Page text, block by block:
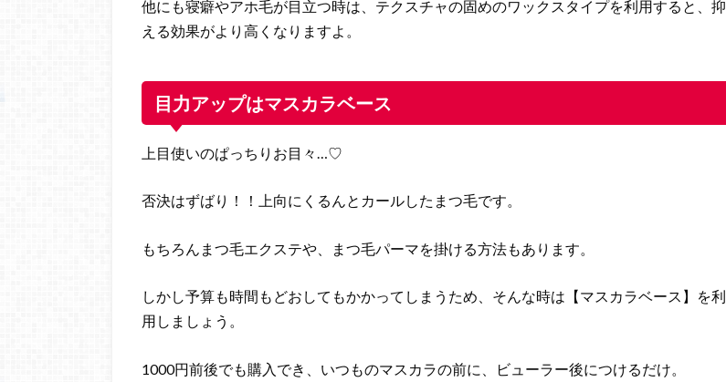
他にも寝癖やアホ毛が目立つ時は、テクスチャの固めのワックスタイプを利用すると、抑
える効果がより高くなりますよ。
目力アップはマスカラベース
上目使いのぱっちりお目々…♡
否決はずばり！！上向にくるんとカールしたまつ毛です。
もちろんまつ毛エクステや、まつ毛パーマを掛ける方法もあります。
しかし予算も時間もどおしてもかかってしまうため、そんな時は【マスカラベース】を利
用しましょう。
1000円前後でも購入でき、いつものマスカラの前に、ビューラー後につけるだけ。